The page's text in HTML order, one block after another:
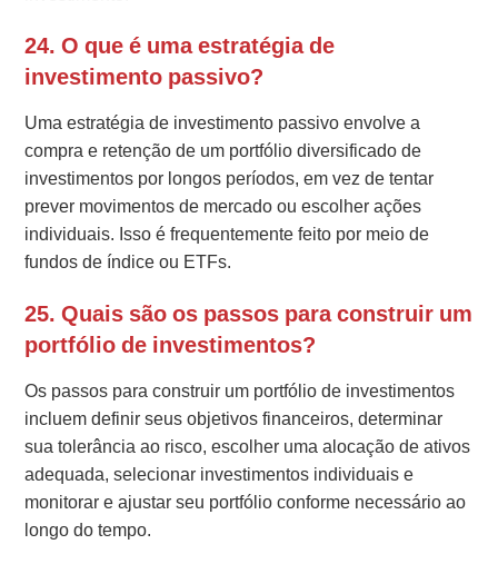
24. O que é uma estratégia de
investimento passivo?
Uma estratégia de investimento passivo envolve a
compra e retenção de um portfólio diversificado de
investimentos por longos períodos, em vez de tentar
prever movimentos de mercado ou escolher ações
individuais. Isso é frequentemente feito por meio de
fundos de índice ou ETFs.
25. Quais são os passos para construir um
portfólio de investimentos?
Os passos para construir um portfólio de investimentos
incluem definir seus objetivos financeiros, determinar
sua tolerância ao risco, escolher uma alocação de ativos
adequada, selecionar investimentos individuais e
monitorar e ajustar seu portfólio conforme necessário ao
longo do tempo.